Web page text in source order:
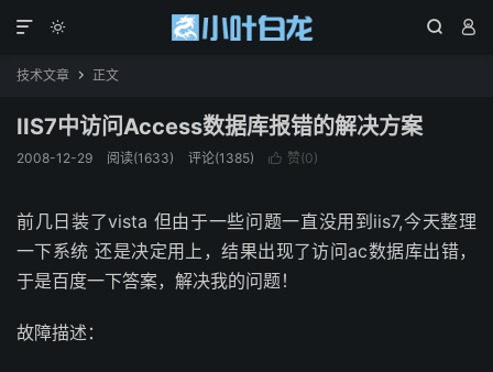
  

技术文章  正文
IIS7中访问Access数据库报错的解决方案
2008-12-29 阅读(1633) 评论(1385)  赞(0)
前几日装了vista 但由于一些问题一直没用到iis7,今天整理
一下系统 还是决定用上，结果出现了访问ac数据库出错，
于是百度一下答案，解决我的问题！
故障描述：